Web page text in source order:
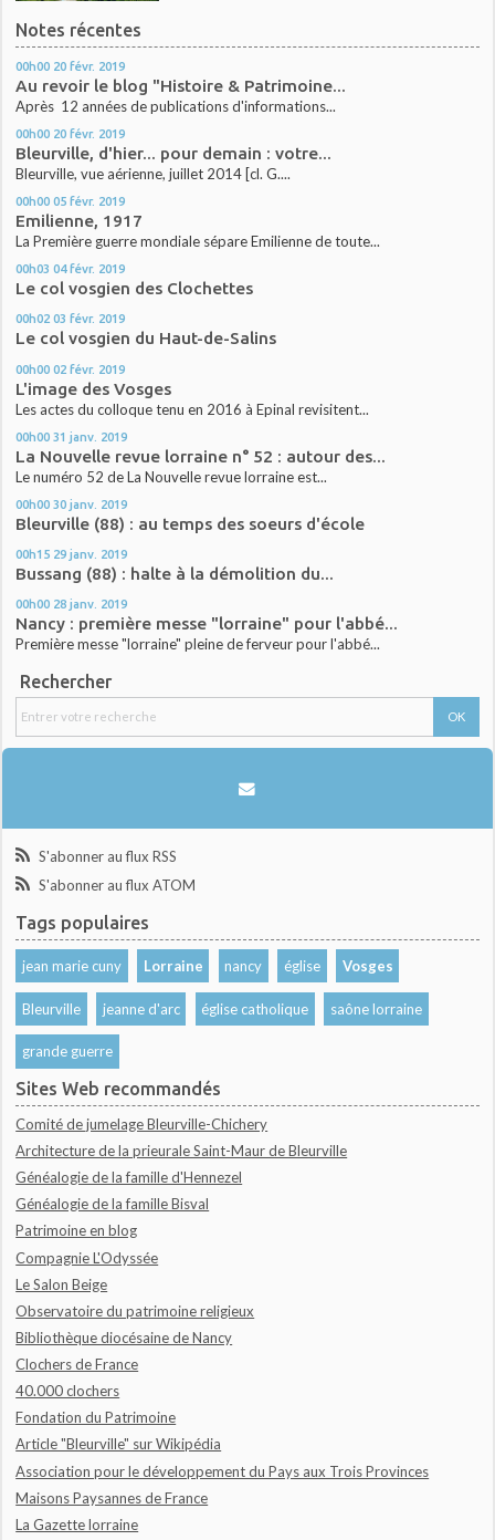
Notes récentes
00h00 20 févr. 2019
Au revoir le blog "Histoire & Patrimoine...
Après 12 années de publications d'informations...
00h00 20 févr. 2019
Bleurville, d'hier... pour demain : votre...
Bleurville, vue aérienne, juillet 2014 [cl. G....
00h00 05 févr. 2019
Emilienne, 1917
La Première guerre mondiale sépare Emilienne de toute...
00h03 04 févr. 2019
Le col vosgien des Clochettes
00h02 03 févr. 2019
Le col vosgien du Haut-de-Salins
00h00 02 févr. 2019
L'image des Vosges
Les actes du colloque tenu en 2016 à Epinal revisitent...
00h00 31 janv. 2019
La Nouvelle revue lorraine n° 52 : autour des...
Le numéro 52 de La Nouvelle revue lorraine est...
00h00 30 janv. 2019
Bleurville (88) : au temps des soeurs d'école
00h15 29 janv. 2019
Bussang (88) : halte à la démolition du...
00h00 28 janv. 2019
Nancy : première messe "lorraine" pour l'abbé...
Première messe "lorraine" pleine de ferveur pour l'abbé...
Rechercher
S'abonner au flux RSS
S'abonner au flux ATOM
Tags populaires
jean marie cuny Lorraine nancy église Vosges
Bleurville jeanne d'arc église catholique saône lorraine
grande guerre
Sites Web recommandés
Comité de jumelage Bleurville-Chichery
Architecture de la prieurale Saint-Maur de Bleurville
Généalogie de la famille d'Hennezel
Généalogie de la famille Bisval
Patrimoine en blog
Compagnie L'Odyssée
Le Salon Beige
Observatoire du patrimoine religieux
Bibliothèque diocésaine de Nancy
Clochers de France
40.000 clochers
Fondation du Patrimoine
Article "Bleurville" sur Wikipédia
Association pour le développement du Pays aux Trois Provinces
Maisons Paysannes de France
La Gazette lorraine